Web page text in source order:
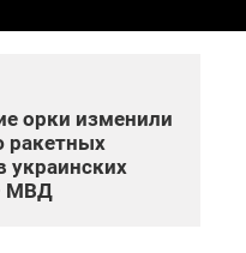
орки изменили
ракетных
украинских
МВД